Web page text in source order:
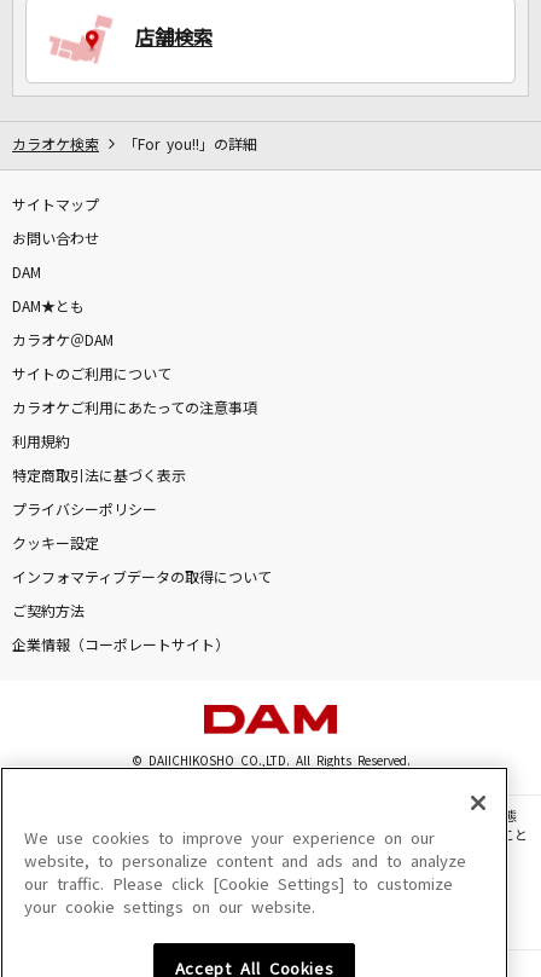
店舗検索
カラオケ検索 「For you!!」の詳細
サイトマップ
お問い合わせ
DAM
DAM★とも
カラオケ＠DAM
サイトのご利用について
カラオケご利用にあたっての注意事項
利用規約
特定商取引法に基づく表示
プライバシーポリシー
クッキー設定
インフォマティブデータの取得について
ご契約方法
企業情報（コーポレートサイト）
© DAIICHIKOSHO CO.,LTD. All Rights Reserved.
このサイトに掲載されている一切の文章・画像・写真・動画・音声等を、手段や形態
を問わず、著作権法の定める範囲を超えて無断で複製、転載、ファイル化などすること
を禁じます。
楽曲及びコンテンツは、機種によりご利用いただけない場合があります。
楽曲及びコンテンツの配信日、配信内容が変更になる場合があります。
We use cookies to improve your experience on our
website, to personalize content and ads and to analyze
our traffic. Please click [Cookie Settings] to customize
your cookie settings on our website.
Accept All Cookies